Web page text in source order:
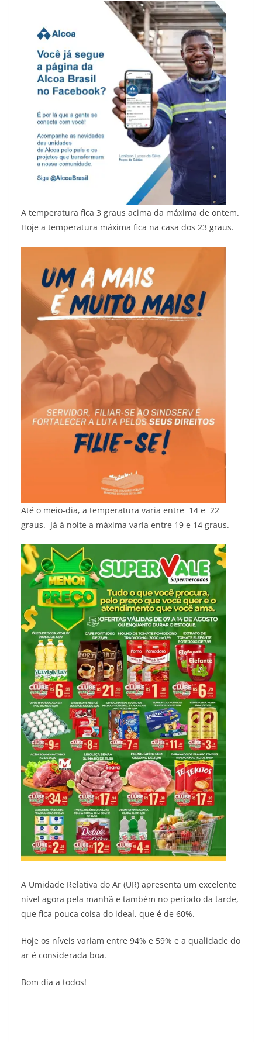
A temperatura fica 3 graus acima da máxima de ontem.
Hoje a temperatura máxima fica na casa dos 23 graus.
Até o meio-dia, a temperatura varia entre 14 e 22
graus. Já à noite a máxima varia entre 19 e 14 graus.
A Umidade Relativa do Ar (UR) apresenta um excelente
nível agora pela manhã e também no período da tarde,
que fica pouca coisa do ideal, que é de 60%.
Hoje os níveis variam entre 94% e 59% e a qualidade do
ar é considerada boa.
Bom dia a todos!